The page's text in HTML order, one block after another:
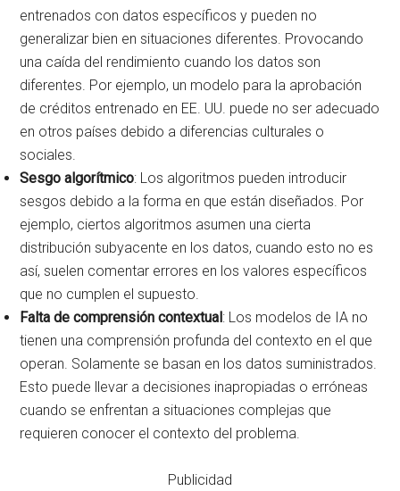
entrenados con datos específicos y pueden no
generalizar bien en situaciones diferentes. Provocando
una caída del rendimiento cuando los datos son
diferentes. Por ejemplo, un modelo para la aprobación
de créditos entrenado en EE. UU. puede no ser adecuado
en otros países debido a diferencias culturales o
sociales.
Sesgo algorítmico: Los algoritmos pueden introducir
sesgos debido a la forma en que están diseñados. Por
ejemplo, ciertos algoritmos asumen una cierta
distribución subyacente en los datos, cuando esto no es
así, suelen comentar errores en los valores específicos
que no cumplen el supuesto.
Falta de comprensión contextual : Los modelos de IA no
tienen una comprensión profunda del contexto en el que
operan. Solamente se basan en los datos suministrados.
Esto puede llevar a decisiones inapropiadas o erróneas
cuando se enfrentan a situaciones complejas que
requieren conocer el contexto del problema.
Publicidad